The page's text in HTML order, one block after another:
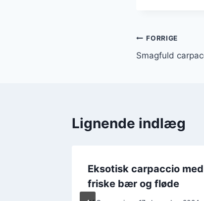
FORRIGE
Smagfuld
Lignende indlæg
Eksotisk carpaccio med
friske bær og fløde